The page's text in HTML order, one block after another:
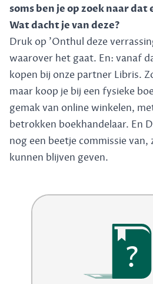
soms ben je op zoek naar dat
Wat dacht je van deze?
Druk op 'Onthul deze
waarover het gaat. En: vanaf
kopen bij onze partner Libris.
maar koop je bij een fysieke
gemak van online winkelen,
betrokken boekhandelaar. En
nog een beetje commissie
kunnen blijven geven.
?